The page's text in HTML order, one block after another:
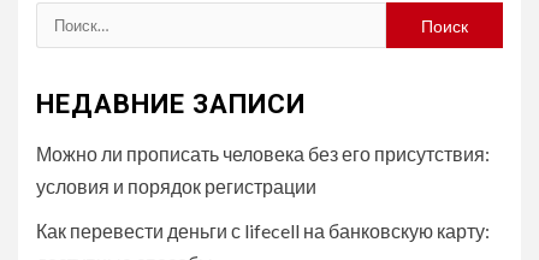
Найти:
НЕДАВНИЕ ЗАПИСИ
Можно ли прописать человека без его присутствия:
условия и порядок регистрации
Как перевести деньги с lifecell на банковскую карту: